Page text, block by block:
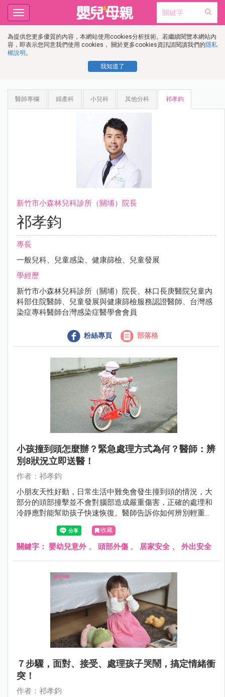
為提供您更多優質的內容，本網站使用cookies分析技術。若繼續閱覽本網站內
容，即表示您同意我們使用 cookies， 關於更多cookies資訊請閱讀我們的隱私
權說明 。
我知道了
Toggle
navigation
醫師專欄 婦產科 小兒科 其他分科 祁孝鈞
新竹市小森林兒科診所（關埔）院長
祁孝鈞
專長
一般兒科、兒童感染、健康篩檢、兒童發展
學經歷
新竹市小森林兒科診所（關埔）院長、林口長庚醫院兒童內
科部住院醫師、兒童發展與健康篩檢服務認證醫師、台灣感
染症專科醫師台灣感染症醫學會會員
粉絲專頁 部落格
小孩撞到頭怎麼辦？緊急處理方式為何？醫師：辨
別8狀況立即送醫！
作者：祁孝鈞
小朋友天性好動，日常生活中難免會發生撞到頭的情況，大
部分的頭部撞擊並不會對腦部造成嚴重傷害，正確的處理和
冷靜應對能幫助孩子快速恢復。醫師告訴你如何辨別輕重傷
害？何時應帶孩子立即就醫？
收藏
關鍵字： 嬰幼兒意外、 頭部外傷 、 居家安全 、 外出安全
７步驟，面對、接受、處理孩子哭鬧，搞定情緒衝
突！
作者：祁孝鈞